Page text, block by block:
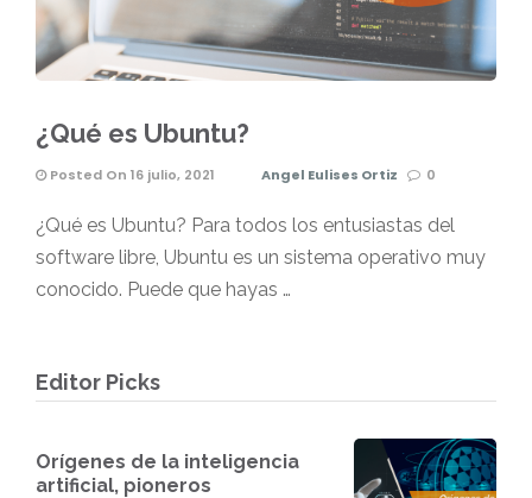
¿Qué es Ubuntu?
Posted On 16 julio, 2021 Angel Eulises Ortiz 0
¿Qué es Ubuntu? Para todos los entusiastas del
software libre, Ubuntu es un sistema operativo muy
conocido. Puede que hayas …
Editor Picks
Orígenes de la inteligencia
artificial, pioneros